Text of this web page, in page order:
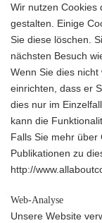
Wir nutzen Cookies
gestalten. Einige
Sie diese löschen.
nächsten Besuch
Wenn Sie dies
einrichten, dass er
dies nur im
kann die
Falls Sie mehr
Publikationen zu
http://
Web-Analyse
Unsere Website